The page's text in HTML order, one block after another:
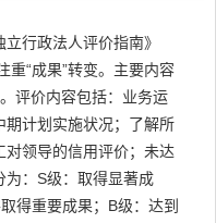
行政法人评价指南》
重“成果”转变。主要内容
评价内容包括：业务运
期计划实施状况；了解所
对领导的信用评价；未达
为：S级：取得显著成
得重要成果；B级：达到